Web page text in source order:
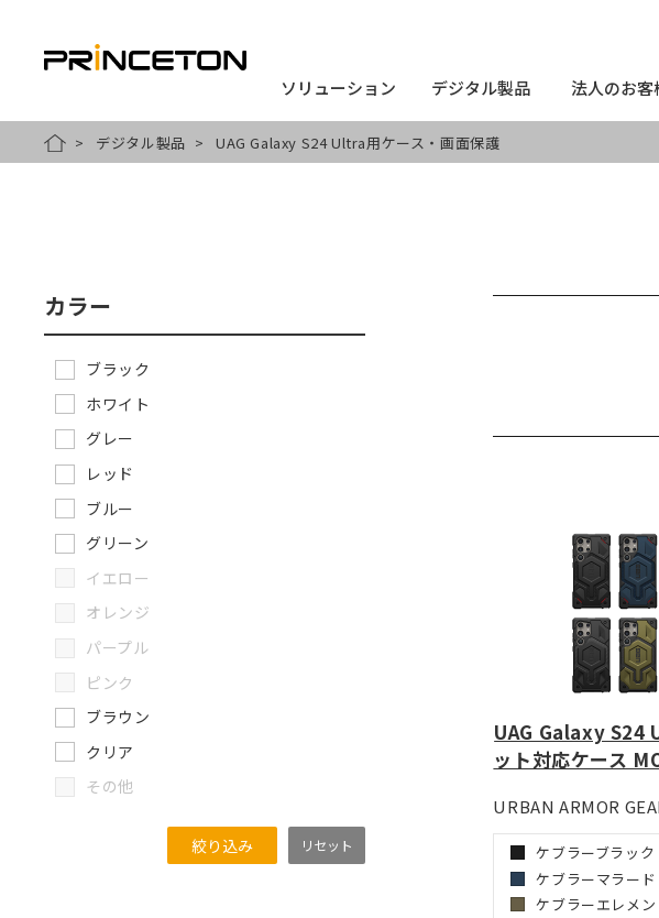
ソリューション
ソリューション デジタル製品
デジタル製品 法人のお客
法人のお客
HOMEデジタル製品 UAG Galaxy S24 Ultra用ケース・画面保護
UAG Galaxy S24
ット対応ケース
URBAN ARMOR
ケブラーブラック
ケブラーマラード
ケブラーエレメ
カラー
ブラック
ホワイト
グレー
レッド
ブルー
グリーン
イエロー
オレンジ
パープル
ピンク
ブラウン
クリア
その他
絞り込み リセット